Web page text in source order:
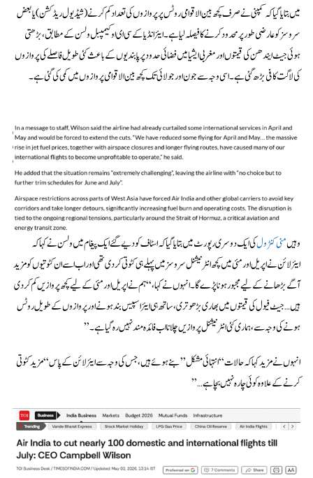
میں بتایا گیا کہ کمپنی نے صرف کچھ بین الاقوامی روٹس پر پروازوں کی تعداد کم کرنے (شیڈیول ریڈکشن) یا بعض
سروسز کو عارضی طور پر محدود کرنے کا فیصلہ لیا ہے۔ ایئر انڈیا کے سی ای او کیمپبل ولسن کے مطابق، بڑھتی
ہوئی جیٹ ایندھن کی قیمتوں اور مغربی ایشیا میں فضائی حدود پر پابندیوں کے باعث کئی طویل فاصلے کی پروازوں
کی لاگت کافی بڑھ گئی ہے۔ اسی وجہ سے جون اور جولائی تک کچھ بین الاقوامی پروازوں میں کمی کی گئی ہے۔
وہیںمنی کنٹرولکی ایک دوسری رپورٹ میں بتایا گیا کہ اسٹاف کو دیے گئے ایک پیغام میں ولسن نے کہا کہ
ایئرلائن نے اپریل اور مئی میں کچھ انٹرنیشنل سروسز میں پہلے ہی کٹوتی کر دی تھی اور اب اسے ان کٹوتیوں کو مزید
آگے بڑھانے کے لیے مجبور ہونا پڑے گا۔ انہوں نے کہا، “ہم نے اپریل اور مئی کے لیے کچھ پروازیں کم کر دی
ہیں… جیٹ فیول کی قیمتوں میں بھاری بڑھوتری، ساتھ ہی ایئر اسپیس بند ہونے اور پروازوں کے طویل روٹس
ہونے کی وجہ سے، ہماری کئی انٹرنیشنل پروازیں چلانا اب فائدہ مند نہیں رہ گیا ہے۔”
انہوں نے مزید کہا کہ حالات “انتہائی مشکل” بنے ہوئے ہیں، جس کی وجہ سے ایئرلائن کے پاس “مزید کٹوتی
کرنے کے علاوہ کوئی چارہ نہیں بچا ہے…”